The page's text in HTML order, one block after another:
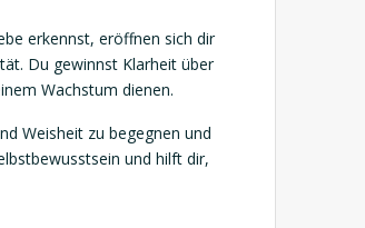
erkennst, eröffnen sich dir
Du gewinnst Klarheit über
Wachstum dienen.
Weisheit zu begegnen und
und hilft dir,